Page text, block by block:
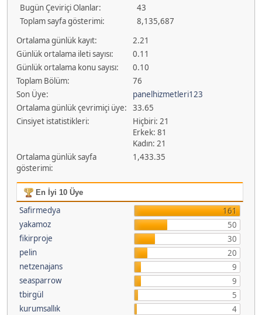
Bugün Çeviriçi Olanlar:
43
Toplam sayfa gösterimi:
8,135,687
Ortalama günlük kayıt:
2.21
Günlük ortalama ileti sayısı:
0.11
Günlük ortalama konu sayısı:
0.10
Toplam Bölüm:
76
Son Üye:
panelhizmetleri123
Ortalama günlük çevrimiçi üye:
33.65
Cinsiyet istatistikleri:
Hiçbiri: 21
Erkek: 81
Kadın: 21
Ortalama günlük sayfa
gösterimi:
1,433.35
En İyi 10 Üye
Safirmedya
161
yakamoz
50
fikirproje
30
pelin
20
netzenajans
9
seasparrow
9
tbirgül
5
kurumsallık
4